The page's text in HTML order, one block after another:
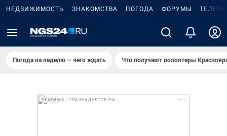
НЕДВИЖИМОСТЬ ЗНАКОМСТВА ПОГОДА ФОРУМЫ
Погода на неделю — чего ждать Что получают волонтеры
РЕКЛАМА • ГЛАЗРАДУЕТСЯ.РФ